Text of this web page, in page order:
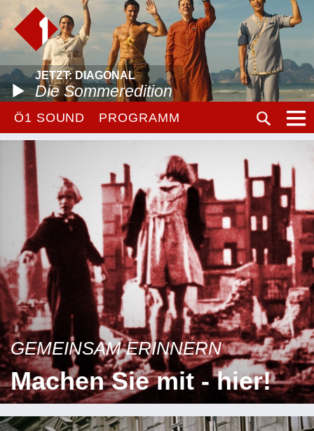
JETZT: DIAGONAL
Die Sommeredition
Ö1 SOUND PROGRAMM
GEMEINSAM ERINNERN
Machen Sie mit - hier!